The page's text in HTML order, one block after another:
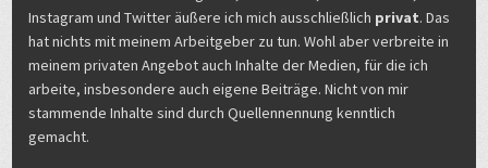
Instagram und Twitter äußere ich mich ausschließlich privat. Das
hat nichts mit meinem Arbeitgeber zu tun. Wohl aber verbreite in
meinem privaten Angebot auch Inhalte der Medien, für die ich
arbeite, insbesondere auch eigene Beiträge. Nicht von mir
stammende Inhalte sind durch Quellennennung kenntlich
gemacht.